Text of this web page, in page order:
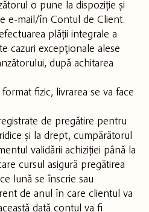
o pune la dispoziție și
e-mail/în Contul de Client.
plății integrale a
cazuri excepţionale alese
după achitarea
fizic, livrarea se va face
de pregătire pentru
și la drept, cumpărătorul
validării achiziției până la
cursul asigură pregătirea
lună se înscrie sau
de anul în care clientul va
dată contul va fi